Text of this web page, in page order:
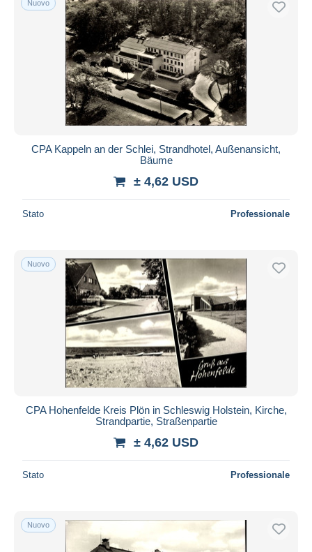
Nuovo
CPA Kappeln an der Schlei, Strandhotel, Außenansicht,
Bäume
± 4,62 USD
Stato Professionale
Nuovo
CPA Hohenfelde Kreis Plön in Schleswig Holstein, Kirche,
Strandpartie, Straßenpartie
± 4,62 USD
Stato Professionale
Nuovo